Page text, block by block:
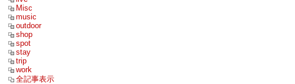
Misc
music
outdoor
shop
spot
stay
trip
work
全記事表示